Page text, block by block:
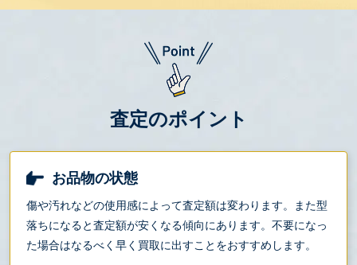
査定のポイント
お品物の状態
傷や汚れなどの使用感によって査定額は変わります。また型
落ちになると査定額が安くなる傾向にあります。不要になっ
た場合はなるべく早く買取に出すことをおすすめします。